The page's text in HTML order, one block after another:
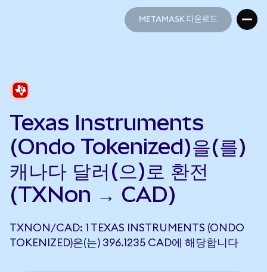
METAMASK 다운로드
Texas Instruments
(Ondo Tokenized)을(를)
캐나다 달러(으)로 환전
(TXNon → CAD)
TXNON/CAD: 1 TEXAS INSTRUMENTS (ONDO
TOKENIZED)은(는) 396.1235 CAD에 해당합니다